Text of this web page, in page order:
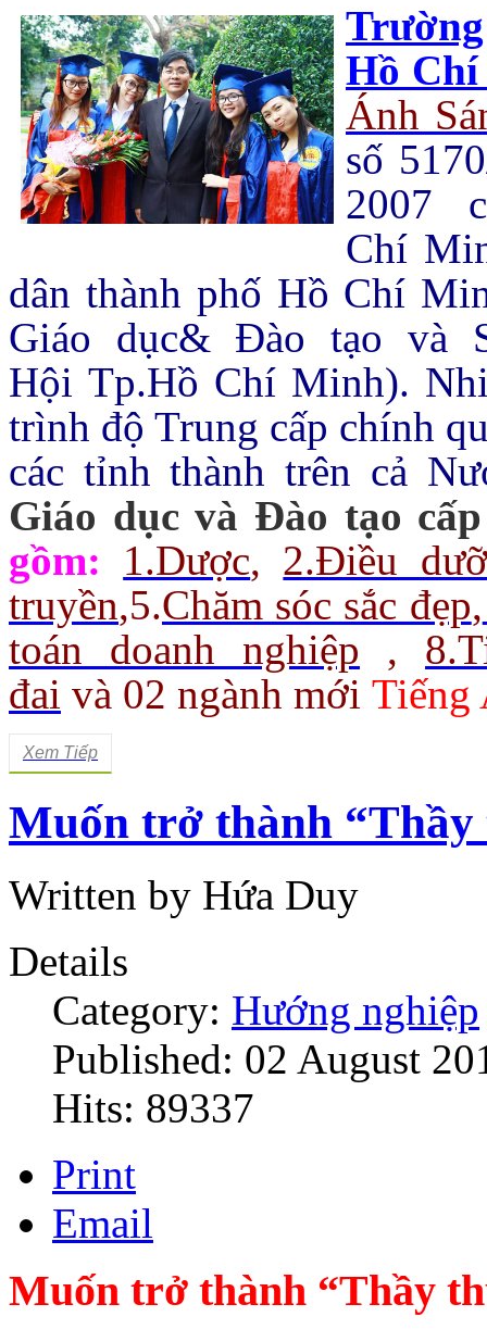
Hồ
Ánh
số
2007
Chí
dân thành phố Hồ Chí
Giáo dục& Đào tạo và
Hội Tp.Hồ Chí Minh).
trình độ Trung cấp chính
các tỉnh thành trên cả
Giáo dục và Đào tạo
gồm:
1.Dược, 2.Điều
truyền,5.Chăm sóc sắc đẹp,
toán doanh nghiệp
,
đai và 02 ngành mới Tiếng
Xem Tiếp
Muốn trở thành “Thầy
Written by Hứa Duy
Details
Category: Hướng nghiệp
Published: 02 August
Hits: 89337
Print
Email
Muốn trở thành “Thầy